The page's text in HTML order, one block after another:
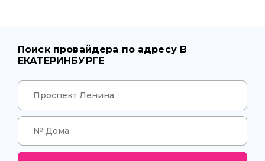
Поиск провайдера по адресу В
ЕКАТЕРИНБУРГЕ